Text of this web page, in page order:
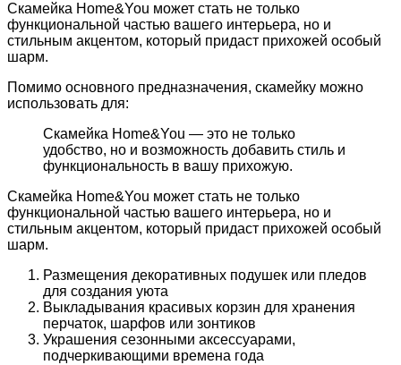
Скамейка Home&You может стать не только
функциональной частью вашего интерьера, но и
стильным акцентом, который придаст прихожей особый
шарм.
Помимо основного предназначения, скамейку можно
использовать для:
Скамейка Home&You — это не только
удобство, но и возможность добавить стиль и
функциональность в вашу прихожую.
Скамейка Home&You может стать не только
функциональной частью вашего интерьера, но и
стильным акцентом, который придаст прихожей особый
шарм.
Размещения декоративных подушек или пледов
для создания уюта
Выкладывания красивых корзин для хранения
перчаток, шарфов или зонтиков
Украшения сезонными аксессуарами,
подчеркивающими времена года